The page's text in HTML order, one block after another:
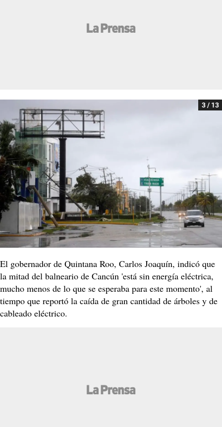
3 / 13
El gobernador de Quintana Roo, Carlos Joaquín, indicó que
la mitad del balneario de Cancún 'está sin energía eléctrica,
mucho menos de lo que se esperaba para este momento', al
tiempo que reportó la caída de gran cantidad de árboles y de
cableado eléctrico.